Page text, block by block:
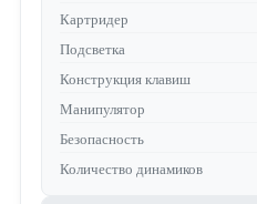
Картридер
Подсветка
Конструкция клавиш
Манипулятор
Безопасность
Количество динамиков